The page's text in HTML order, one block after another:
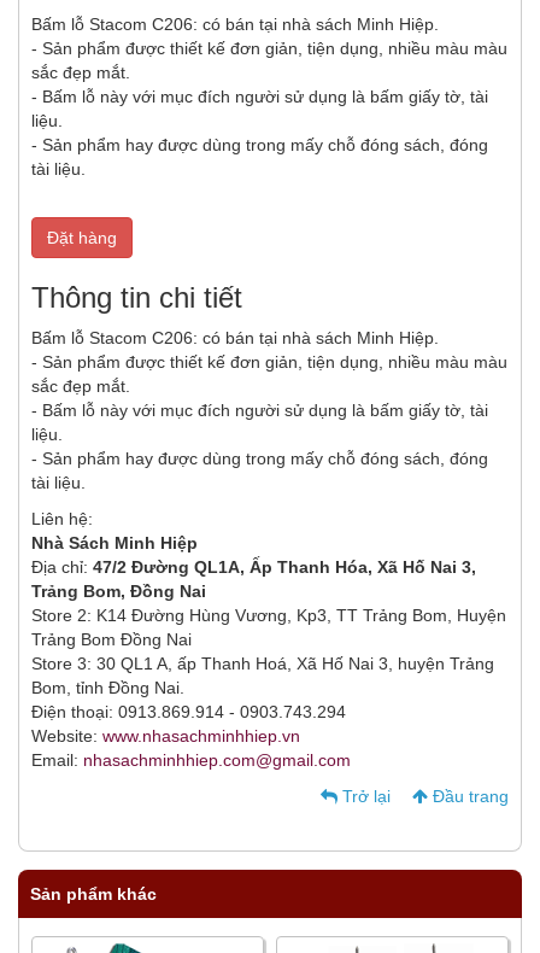
Bấm lỗ Stacom C206: có bán tại nhà sách Minh Hiệp.
- Sản phẩm được thiết kế đơn giản, tiện dụng, nhiều màu màu
sắc đẹp mắt.
- Bấm lỗ này với mục đích người sử dụng là bấm giấy tờ, tài
liệu.
- Sản phẩm hay được dùng trong mấy chỗ đóng sách, đóng
tài liệu.
Đặt hàng
Thông tin chi tiết
Bấm lỗ Stacom C206: có bán tại nhà sách Minh Hiệp.
- Sản phẩm được thiết kế đơn giản, tiện dụng, nhiều màu màu
sắc đẹp mắt.
- Bấm lỗ này với mục đích người sử dụng là bấm giấy tờ, tài
liệu.
- Sản phẩm hay được dùng trong mấy chỗ đóng sách, đóng
tài liệu.
Liên hệ:
Nhà Sách Minh Hiệp
Địa chỉ: 47/2 Đường QL1A, Ấp Thanh Hóa, Xã Hố Nai 3,
Trảng Bom, Đồng Nai
Store 2: K14 Đường Hùng Vương, Kp3, TT Trảng Bom, Huyện
Trảng Bom Đồng Nai
Store 3: 30 QL1 A, ấp Thanh Hoá, Xã Hố Nai 3, huyện Trảng
Bom, tỉnh Đồng Nai.
Điện thoại: 0913.869.914 - 0903.743.294
Website: www.nhasachminhhiep.vn
Email: nhasachminhhiep.com@gmail.com
Trở lại
Đầu trang
Sản phẩm khác